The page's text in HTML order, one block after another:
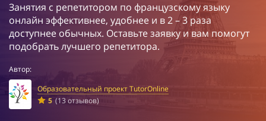
Занятия с репетитором по французскому языку
онлайн эффективнее, удобнее и в 2 – 3 раза
доступнее обычных. Оставьте заявку и вам помогут
подобрать лучшего репетитора.
Автор:
Образовательный проект TutorOnline
5 (13 отзывов)